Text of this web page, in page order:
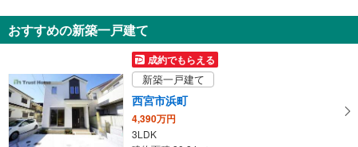
知
を
け
取
る
・
条
おすすめの新築一戸建て
成約でもらえる
新築一戸建て
西宮市浜町
4,390万円
3LDK